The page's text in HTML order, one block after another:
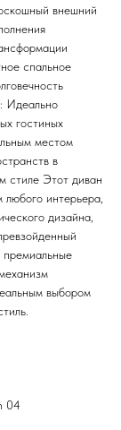
внешний
спальное
Идеально
гостиных
местом
в
стиле Этот диван
интерьера,
дизайна,
премиальные
выбором
04